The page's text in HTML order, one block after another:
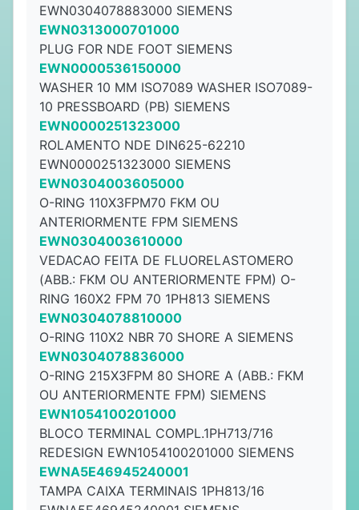
EWN0304078883000 SIEMENS
EWN0313000701000
PLUG FOR NDE FOOT SIEMENS
EWN0000536150000
WASHER 10 MM ISO7089 WASHER ISO7089-
10 PRESSBOARD (PB) SIEMENS
EWN0000251323000
ROLAMENTO NDE DIN625-62210
EWN0000251323000 SIEMENS
EWN0304003605000
O-RING 110X3FPM70 FKM OU
ANTERIORMENTE FPM SIEMENS
EWN0304003610000
VEDACAO FEITA DE FLUORELASTOMERO
(ABB.: FKM OU ANTERIORMENTE FPM) O-
RING 160X2 FPM 70 1PH813 SIEMENS
EWN0304078810000
O-RING 110X2 NBR 70 SHORE A SIEMENS
EWN0304078836000
O-RING 215X3FPM 80 SHORE A (ABB.: FKM
OU ANTERIORMENTE FPM) SIEMENS
EWN1054100201000
BLOCO TERMINAL COMPL.1PH713/716
REDESIGN EWN1054100201000 SIEMENS
EWNA5E46945240001
TAMPA CAIXA TERMINAIS 1PH813/16